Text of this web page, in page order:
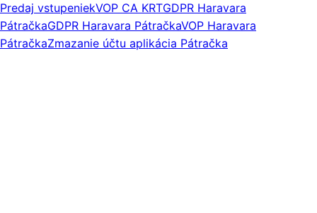
Predaj vstupeniekVOP CA KRTGDPR Haravara
PátračkaGDPR Haravara PátračkaVOP Haravara
PátračkaZmazanie účtu aplikácia Pátračka